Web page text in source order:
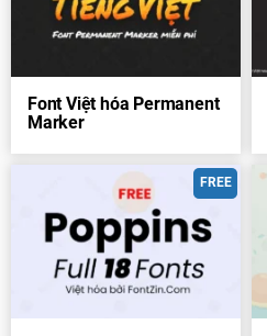
Font Việt hóa Permanent
Marker
FREE